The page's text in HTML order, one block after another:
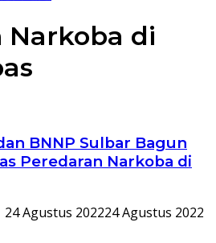
Narkoba di
BNNP Sulbar Bagun
Peredaran Narkoba di
24 Agustus 202224 Agustus 2022